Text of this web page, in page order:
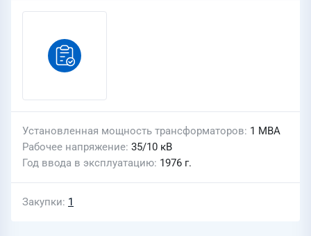
Установленная мощность трансформаторов 1 МВА
Рабочее напряжение 35/10 кВ
Год ввода в эксплуатацию 1976 г.
Закупки 1